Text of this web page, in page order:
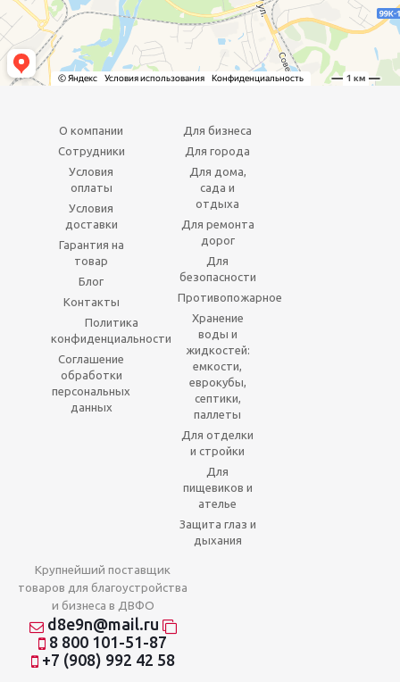
О компании
Сотрудники
Условия
оплаты
Условия
доставки
Гарантия на
товар
Блог
Контакты
Политика
конфиденциальности
Соглашение
обработки
персональных
данных
Для бизнеса
Для города
Для дома,
сада и
отдыха
Для ремонта
дорог
Для
безопасности
Противопожарное
Хранение
воды и
жидкостей:
емкости,
еврокубы,
септики,
паллеты
Для отделки
и стройки
Для
пищевиков и
ателье
Защита глаз и
дыхания
Крупнейший поставщик
товаров для благоустройства
и бизнеса в ДВФО
d8e9n@mail.ru
8 800 101-51-87
+7 (908) 992 42 58